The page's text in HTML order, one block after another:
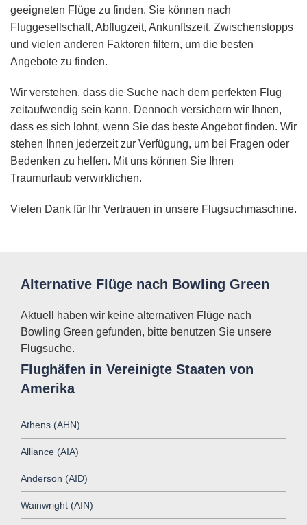
geeigneten Flüge zu finden. Sie können nach
Fluggesellschaft, Abflugzeit, Ankunftszeit, Zwischenstopps
und vielen anderen Faktoren filtern, um die besten
Angebote zu finden.
Wir verstehen, dass die Suche nach dem perfekten Flug
zeitaufwendig sein kann. Dennoch versichern wir Ihnen,
dass es sich lohnt, wenn Sie das beste Angebot finden. Wir
stehen Ihnen jederzeit zur Verfügung, um bei Fragen oder
Bedenken zu helfen. Mit uns können Sie Ihren
Traumurlaub verwirklichen.
Vielen Dank für Ihr Vertrauen in unsere Flugsuchmaschine.
Alternative Flüge nach Bowling Green
Aktuell haben wir keine alternativen Flüge nach
Bowling Green gefunden, bitte benutzen Sie unsere
Flugsuche.
Flughäfen in Vereinigte Staaten von
Amerika
Athens (AHN)
Alliance (AIA)
Anderson (AID)
Wainwright (AIN)